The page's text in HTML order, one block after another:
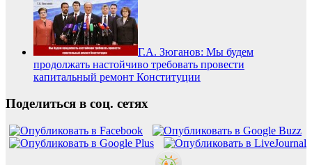
Г.А. Зюганов: Мы будем
продолжать настойчиво требовать провести
капитальный ремонт Конституции
Поделиться в соц. сетях